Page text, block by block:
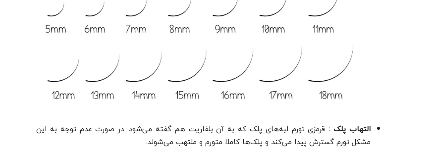
التهاب پلک :قرمزی تورم لبه‌های پلک که به آن بلفاریت هم گفته می‌شود. در صورت عدم توجه به این
مشکل تورم گسترش پیدا می‌کند و پلک‌ها کاملا متورم و ملتهب می‌شوند.